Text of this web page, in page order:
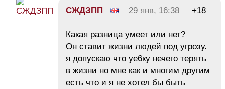
СЖДЗПП 29 янв, 16:38 +18
Какая разница умеет или нет?
Он ставит жизни людей под угрозу.
я допускаю что уе6ку нечего терять
в жизни но мне как и многим другим
есть что и я не хотел бы быть